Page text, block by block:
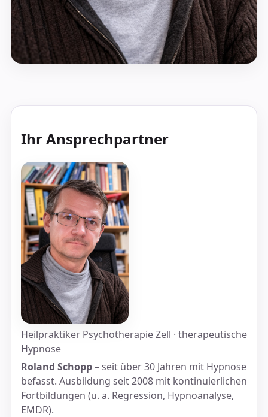
Ihr Ansprechpartner
Heilpraktiker Psychotherapie Zell · therapeutische
Hypnose
Roland Schopp– seit über 30 Jahren mit Hypnose
befasst. Ausbildung seit 2008 mit kontinuierlichen
Fortbildungen (u. a. Regression, Hypnoanalyse,
EMDR).